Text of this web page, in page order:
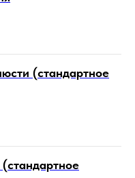
(стандартное
(стандартное